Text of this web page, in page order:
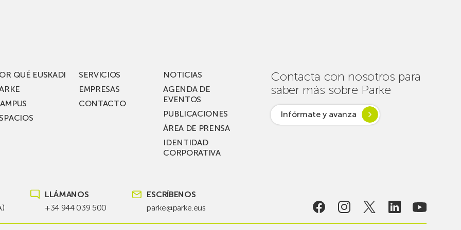
de su
inversión total de
36
millones, busca impulsar desde
las
redes
garantizar
la
conectividad
en
QUÉ EUSKADI
SERVICIOS
EMPRESAS
CONTACTO
NOTICIAS
AGENDA DE
EVENTOS
PUBLICACIONES
ÁREA DE PRENSA
IDENTIDAD
CORPORATIVA
Contacta con nosotros para
saber más sobre Parke
Infórmate y avanza
LLÁMANOS
+34 944 039 500
ESCRÍBENOS
parke@parke.eus